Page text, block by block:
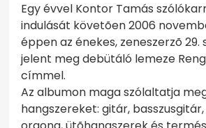
Egy évvel Kontor Tamás
indulását követõen 2006
éppen az énekes, zeneszerzõ 29.
jelent meg debütáló lemeze
címmel.
Az albumon maga szólaltatja
hangszereket: gitár,